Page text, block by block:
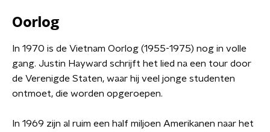
Oorlog
In 1970 is de Vietnam Oorlog (1955-1975) nog in volle
gang. Justin Hayward schrijft het lied na een tour door
de Verenigde Staten, waar hij veel jonge studenten
ontmoet, die worden opgeroepen.
In 1969 zijn al ruim een half miljoen Amerikanen naar het